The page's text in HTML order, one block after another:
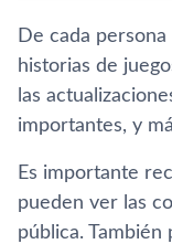
De cada
historias de
las
importantes, y
Es importante
pueden ver las
pública.